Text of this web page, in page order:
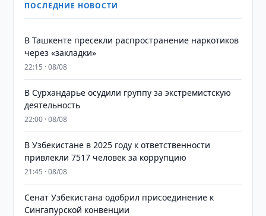
ПОСЛЕДНИЕ НОВОСТИ
В Ташкенте пресекли распространение наркотиков
через «закладки»
22:15 · 08/08
В Сурхандарье осудили группу за экстремистскую
деятельность
22:00 · 08/08
В Узбекистане в 2025 году к ответственности
привлекли 7517 человек за коррупцию
21:45 · 08/08
Сенат Узбекистана одобрил присоединение к
Сингапурской конвенции